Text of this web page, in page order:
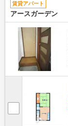
賃貸アパート
アースガーデン